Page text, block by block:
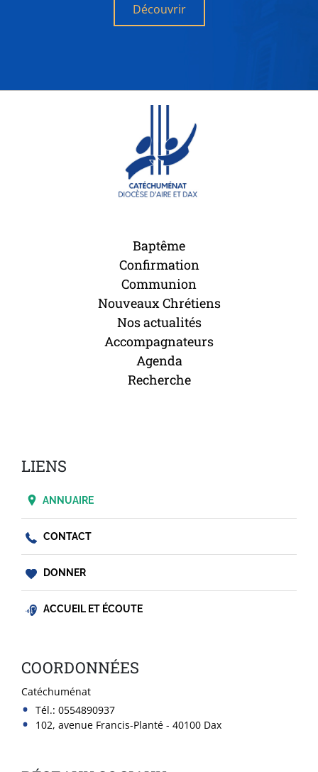
Découvrir
Baptême
Confirmation
Communion
Nouveaux Chrétiens
Nos actualités
Accompagnateurs
Agenda
Recherche
LIENS
ANNUAIRE
CONTACT
DONNER
ACCUEIL ET ÉCOUTE
COORDONNÉES
Catéchuménat
Tél.: 0554890937
102, avenue Francis-Planté - 40100 Dax